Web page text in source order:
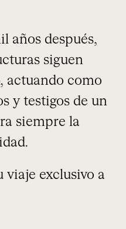
años después,
siguen
actuando como
y testigos de un
siempre la
viaje exclusivo a